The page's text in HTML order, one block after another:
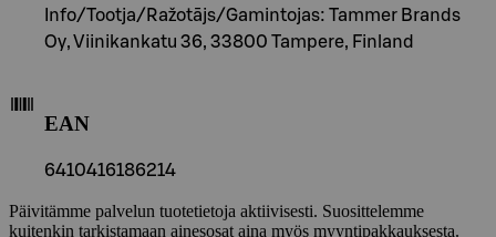
Info/Tootja/Ražotājs/Gamintojas: Tammer Brands
Oy, Viinikankatu 36, 33800 Tampere, Finland
EAN
6410416186214
Päivitämme palvelun tuotetietoja aktiivisesti. Suosittelemme
kuitenkin tarkistamaan ainesosat aina myös myyntipakkauksesta.